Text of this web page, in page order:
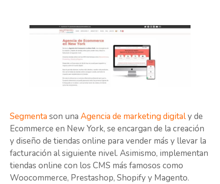
Segmentason una Agencia de marketing digitaly de
Ecommerce en New York, se encargan de la creación
y diseño de tiendas online para vender más y llevar la
facturación al siguiente nivel. Asimismo, implementan
tiendas online con los CMS más famosos como
Woocommerce, Prestashop, Shopify y Magento.